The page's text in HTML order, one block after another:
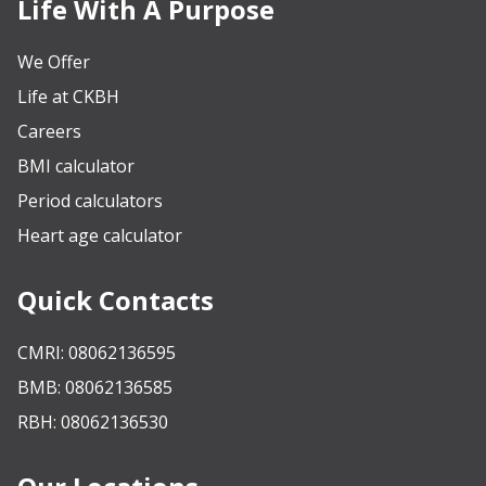
Life With A Purpose
We Offer
Life at CKBH
Careers
BMI calculator
Period calculators
Heart age calculator
Quick Contacts
CMRI: 08062136595
BMB: 08062136585
RBH: 08062136530